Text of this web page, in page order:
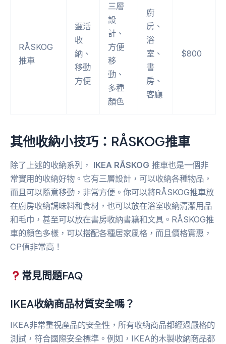
RÅSKOG
推車
靈活
收
納、
移動
方便
三層
設
計、
方便
移
動、
多種
顏色
廚
房、
浴
室、
書
房、
客廳
$800
其他收納小技巧： RÅSKOG推車
除了上述的收納系列， IKEA RÅSKOG 推車也是一個非
常實用的收納好物。它有三層設計，可以收納各種物品，
而且可以隨意移動，非常方便。你可以將RÅSKOG推車放
在廚房收納調味料和食材，也可以放在浴室收納清潔用品
和毛巾，甚至可以放在書房收納書籍和文具。RÅSKOG推
車的顏色多樣，可以搭配各種居家風格，而且價格實惠，
CP值非常高！
常見問題FAQ
IKEA收納商品材質安全嗎？
IKEA非常重視產品的安全性，所有收納商品都經過嚴格的
測試，符合國際安全標準。例如，IKEA的木製收納商品都